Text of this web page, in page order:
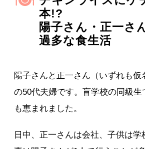
本!?
陽子さん・正一さ
過多な食生活
陽子さんと正一さん（いずれも仮
の50代夫婦です。盲学校の同級生
も恵まれました。
日中、正一さんは会社、子供は学